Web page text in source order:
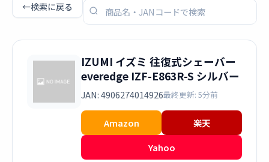
←検索に戻る
IZUMI イズミ 往復式シェーバー
everedge IZF-E863R-S シルバー
JAN: 4906274014926最終更新: 5分前
Amazon
楽天
Yahoo